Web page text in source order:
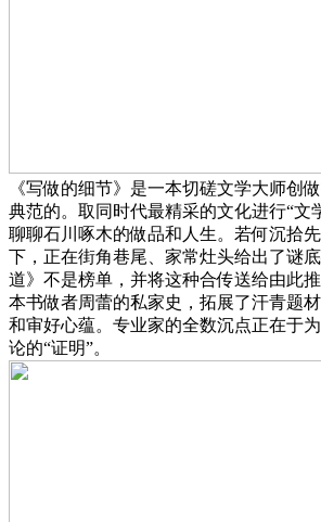
《写做的细节》是一本切磋文学大师创
典范的。取同时代最精采的文化进行“文
聊聊石川啄木的做品和人生。若何沉拾
下，正在街角巷尾、家常灶头给出了
道》不是榜单，并将这种合传送给由此
本书做者周蕾的私家史，拓展了汗青题
和审好心蕴。专业家的全数沉点正在于
论的“证明”。